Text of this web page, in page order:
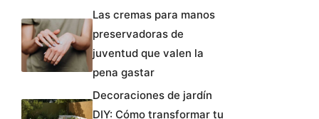
Las cremas para manos
preservadoras de
juventud que valen la
pena gastar
Decoraciones de jardín
DIY: Cómo transformar tu